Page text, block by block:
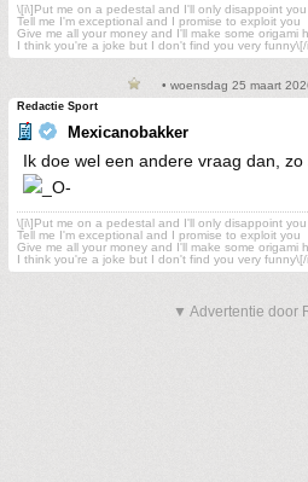
\[i\]Put me on a pedestal and I'll only disappoint you
Tell me I'm exceptional and I promise to exploit you
Give me all your money and I'll make some origami
I think you're a joke but I don't find you very funny\[/
• woensdag 25 maart
Redactie Sport
Mexicanobakker
Ik doe wel een andere vraag dan,
\[i\]Put me on a pedestal and I'll only disappoint you
Tell me I'm exceptional and I promise to exploit you
Give me all your money and I'll make some origami
I think you're a joke but I don't find you very funny\[/
▼ Advertentie door